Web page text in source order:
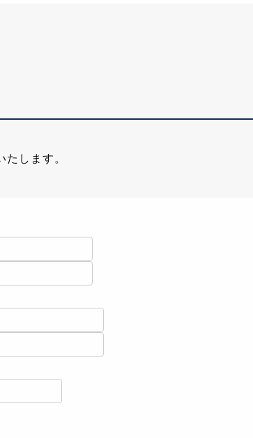
します。